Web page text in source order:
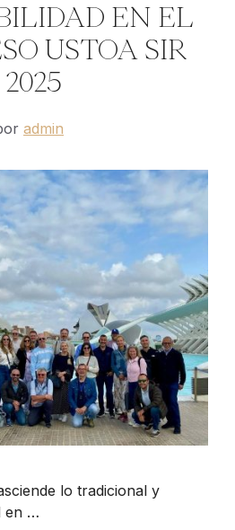
EN EL
USTOA SIR
2025
admin
lo tradicional y
en …